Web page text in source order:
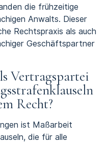
die frühzeitige
Anwalts. Dieser
Rechtspraxis als auch
Geschäftspartner
Vertragspartei
Recht?
ist Maßarbeit
die für alle